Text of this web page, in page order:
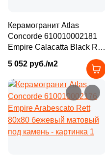
Керамогранит Atlas
Concorde 610010002181
Empire Calacatta Black Rett
80x80 черный матовый
под камень
5 052 руб./м2